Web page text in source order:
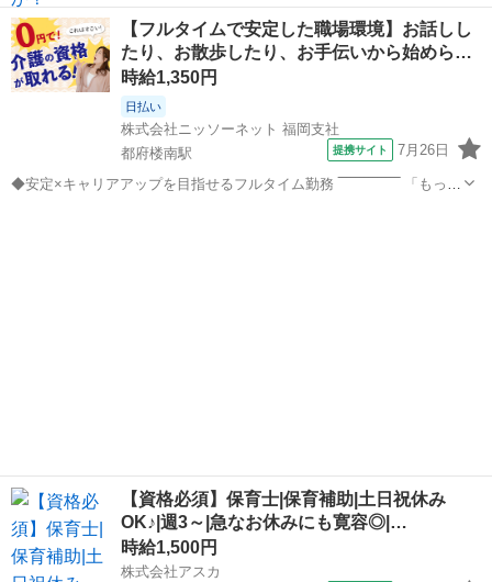
10:00~16:00/09:00~15:00/08:00~12:00/09:00~17:00/10:00~18:00 月/
火/水/木/金/土/日 などから選べます [...
福岡 太宰府市 ケアマネージャー
【フルタイムで安定した職場環境】お話しし
たり、お散歩したり、お手伝いから始めら…
時給1,350円
日払い
株式会社ニッソーネット 福岡支社
都府楼南駅
提携サイト 7月26日
◆安定×キャリアアップを目指せるフルタイム勤務 ‾‾‾‾‾‾‾‾‾‾‾‾‾‾ 「もっと
【資格必須】保育士|保育補助|土日祝休み
OK♪|週3～|急なお休みにも寛容◎|…
時給1,500円
株式会社アスカ